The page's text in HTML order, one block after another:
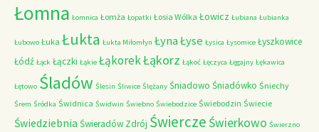
Łomna Łomnica Łomża Łopatki Łosia Wólka Łowicz Łubiana Łubianka
Łubowo Łuka Łukta Łukta Miłomłyn ŁynaŁyse Łysica Łysomice Łyszkowice
Łódź Łąck Łączki Łąkie ŁąkorekŁąkorz Łąkoć Łęczyca Łęgajny Łękawica
Łętowo Śladów Ślesin Śliwice Ślężany Śniadowo Śniadówko Śniechy
Śrem Śródka Świdnica Świdwin Świebno Świebodzice Świebodzin Świecie
Świedziebnia Świeradów Zdrój Świercze Świerkowo Świerzno